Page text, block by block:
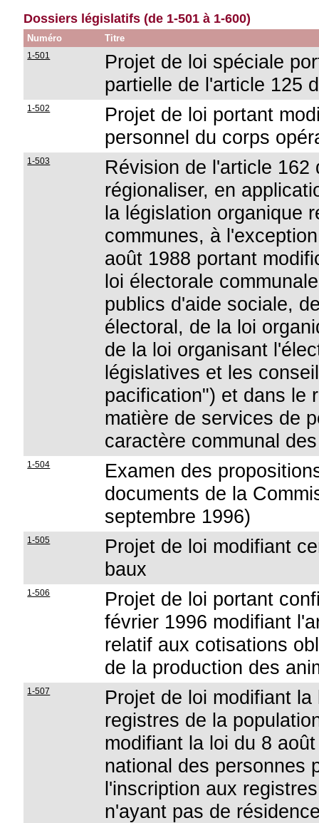
Dossiers législatifs (de 1-501 à 1-600)
Numéro Titre
1-501
Projet de loi spéciale
partielle de l'article 125
1-502
Projet de loi portant
personnel du corps
1-503
Révision de l'article
régionaliser, en
la législation organique
communes, à
août 1988 portant
loi électorale
publics d'aide sociale,
électoral, de la loi
de la loi organisant
législatives et les
pacification") et dans le
matière de services de
caractère communal
1-504
Examen des
documents de la
septembre 1996)
1-505
Projet de loi modifiant
baux
1-506
Projet de loi portant
février 1996 modifiant
relatif aux cotisations
de la production des
1-507
Projet de loi modifiant
registres de la
modifiant la loi du 8
national des personnes
l'inscription aux
n'ayant pas de